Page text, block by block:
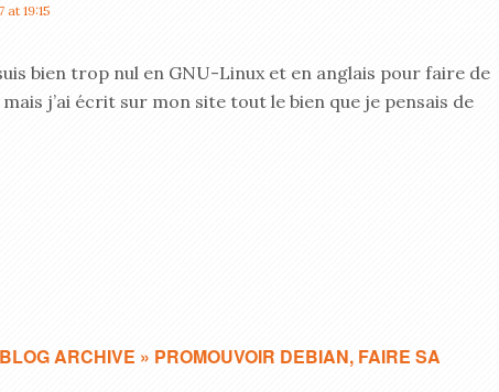
19:15
bien trop nul en GNU-Linux et en anglais pour faire de
j’ai écrit sur mon site tout le bien que je pensais de
ARCHIVE » PROMOUVOIR DEBIAN, FAIRE SA